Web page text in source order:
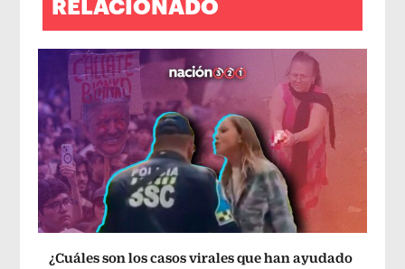
RELACIONADO
¿Cuáles son los casos virales que han ayudado